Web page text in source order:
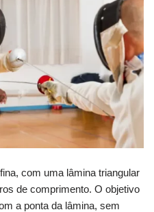
com uma lâmina triangular
de comprimento. O objetivo
a ponta da lâmina, sem